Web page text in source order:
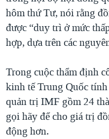
NGƯ DÂN VIỆT VÀ LÀN
BÊN KIA QUỐC LỘ:
QUAN HỆ VIỆT MỸ
hôm thứ Tư, nói rằng
được “duy trì ở mức
hợp, dựa trên các
Trong cuộc thẩm định
kinh tế Trung Quốc
quản trị IMF gồm 24
gọi hãy để cho giá trị
động hơn.